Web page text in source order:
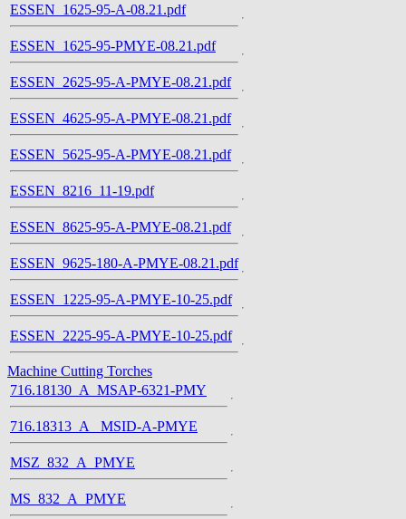
ESSEN_1625-95-A-08.21.pdf
ESSEN_1625-95-PMYE-08.21.pdf
ESSEN_2625-95-A-PMYE-08.21.pdf
ESSEN_4625-95-A-PMYE-08.21.pdf
ESSEN_5625-95-A-PMYE-08.21.pdf
ESSEN_8216_11-19.pdf
ESSEN_8625-95-A-PMYE-08.21.pdf
ESSEN_9625-180-A-PMYE-08.21.pdf
ESSEN_1225-95-A-PMYE-10-25.pdf
ESSEN_2225-95-A-PMYE-10-25.pdf
Machine Cutting Torches
716.18130_A_MSAP-6321-PMY
716.18313_A_ MSID-A-PMYE
MSZ_832_A_PMYE
MS_832_A_PMYE